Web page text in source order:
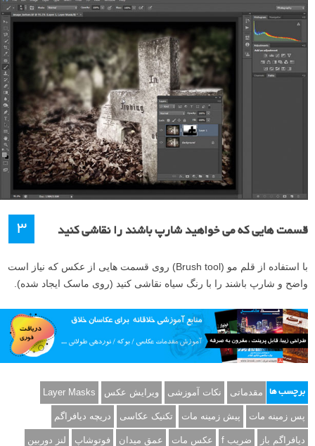
۳ قسمت هایی که می خواهید شارپ باشند را نقاشی کنید
با استفاده از قلم مو (Brush tool) روی قسمت هایی از عکس که نیاز است
واضح و شارپ باشند را با رنگ سیاه نقاشی کنید (روی ماسک ایجاد شده).
برچسب ها مقدماتی نکات آموزشی ویرایش عکس Layer Masks
پس زمینه مات پیش زمینه مات تکنیک عکاسی دریچه دیافراگم
دیافراگم باز ضریب f عکس مات عمق میدان فوتوشاپ لنز دوربین